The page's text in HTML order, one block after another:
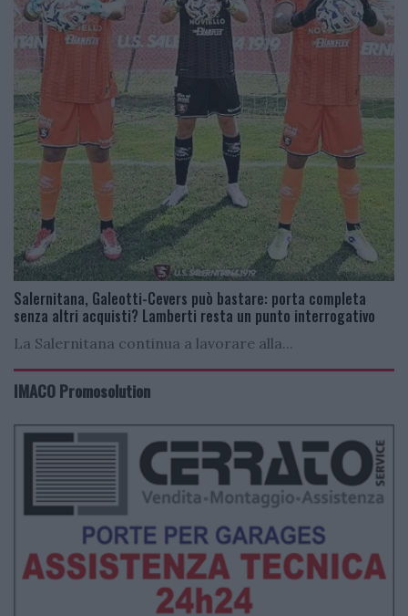
Salernitana, Galeotti-Cevers può bastare: porta completa
senza altri acquisti? Lamberti resta un punto interrogativo
La Salernitana continua a lavorare alla...
IMACO Promosolution